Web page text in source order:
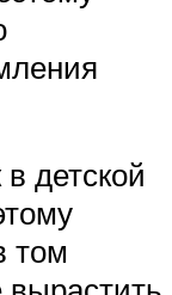
детской
том